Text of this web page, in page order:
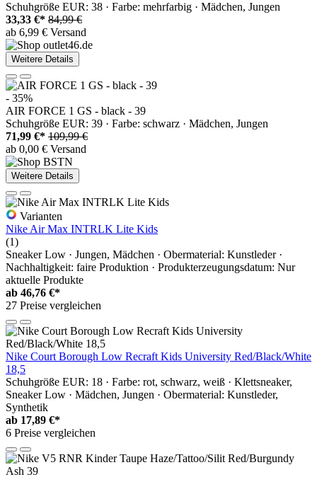
Schuhgröße EUR: 38 · Farbe: mehrfarbig · Mädchen, Jungen
33,33 €* 84,99 €
ab 6,99 € Versand
Weitere Details
- 35%
AIR FORCE 1 GS - black - 39
Schuhgröße EUR: 39 · Farbe: schwarz · Mädchen, Jungen
71,99 €* 109,99 €
ab 0,00 € Versand
Weitere Details
Varianten
Nike Air Max INTRLK Lite Kids
(1)
Sneaker Low · Jungen, Mädchen · Obermaterial: Kunstleder ·
Nachhaltigkeit: faire Produktion · Produkterzeugungsdatum: Nur
aktuelle Produkte
ab 46,76 €*
27 Preise vergleichen
Nike Court Borough Low Recraft Kids University Red/Black/White
18,5
Schuhgröße EUR: 18 · Farbe: rot, schwarz, weiß · Klettsneaker,
Sneaker Low · Mädchen, Jungen · Obermaterial: Kunstleder,
Synthetik
ab 17,89 €*
6 Preise vergleichen